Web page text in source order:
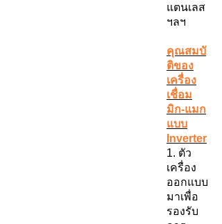
แตนเลส
ฯลฯ
คุณสมบั
ติของ
เครื่อง
เชื่อม
มิก-แมก
แบบ
Inverter
1. ตัว
เครื่อง
ออกแบบ
มาเพื่อ
รองรับ